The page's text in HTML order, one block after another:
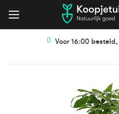
Voor 16:00